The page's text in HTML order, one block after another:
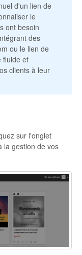
d'un lien de
le
ont besoin
des
ou le lien de
fluide et
clients à leur
sur l'onglet
la gestion de vos